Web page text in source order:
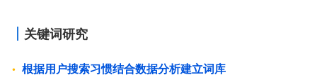
关键词研究
根据用户搜索习惯结合数据分析建立词库